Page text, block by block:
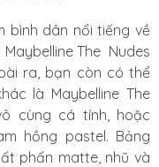
bình dân nổi tiếng về
The Nudes
ra, bạn còn có thể
là Maybelline The
cùng cá tính, hoặc
hồng pastel. Bảng
phấn matte, nhũ và